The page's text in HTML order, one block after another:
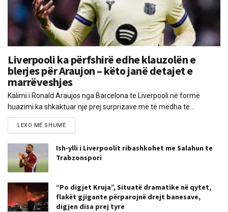
Liverpooli ka përfshirë edhe klauzolën e
blerjes për Araujon – këto janë detajet e
marrëveshjes
Kalimi i Ronald Araujos nga Barcelona te Liverpooli në formë
huazimi ka shkaktuar një prej surprizave më të mëdha të...
LEXO MË SHUMË
Ish-ylli i Liverpoolit ribashkohet me Salahun te
Trabzonspori
“Po digjet Kruja”, Situatë dramatike në qytet,
flakët gjigante përparojnë drejt banesave,
digjen disa prej tyre